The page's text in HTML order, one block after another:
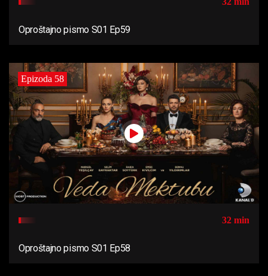
Oproštajno pismo S01 Ep59
Epizoda 58
32 min
Oproštajno pismo S01 Ep58